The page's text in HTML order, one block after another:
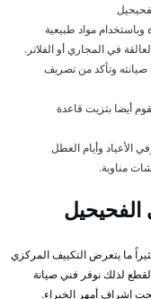
مواد طبيعية
في المجاري أو الفلاتر.
وتأكد من تصريف
أيضا بتزيت قاعدة
وفي الأعياد وأيام العطل
مناوبة.
ما يتعرض التكييف المركزي
لذلك نوفر فني صيانة
اشراف أمهر الخبراء.